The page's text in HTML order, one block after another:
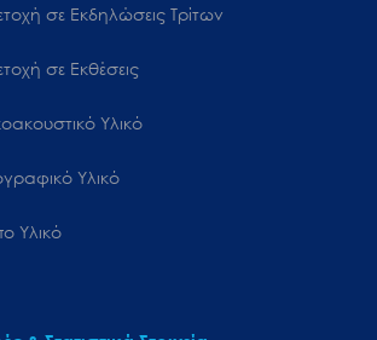
σε Εκδηλώσεις Τρίτων
σε Εκθέσεις
Υλικό
Υλικό
Υλικό